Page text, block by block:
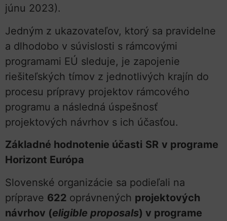
júnu 2023).
Jedným z ukazovateľov, ktorý sa pravidelne
a dlhodobo v súvislosti s rámcovými
programami EÚ sleduje, je zapojenie
riešiteľských tímov z jednotlivých krajín do
procesu prípravy projektov rámcového
programu a následná úspešnosť
projektových návrhov s ich účasťou.
Základné hodnotenie účasti SR v programe
Horizont Európa
Slovenské organizácie sa podieľali na
príprave 622 oprávnených projektových
návrhov (eligible proposals) v programe